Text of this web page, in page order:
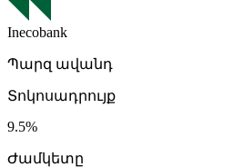
Inecobank
Պարզ ավանդ
Տոկոսադրույք
9.5%
Ժամկետը